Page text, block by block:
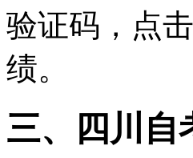
验证码，点
绩。
三、四川自